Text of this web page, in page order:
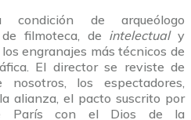
de arqueólogo
filmoteca, de intelectualy
engranajes más técnicos de
El director se reviste de
los espectadores,
alianza, el pacto suscrito por
París con el Dios de la